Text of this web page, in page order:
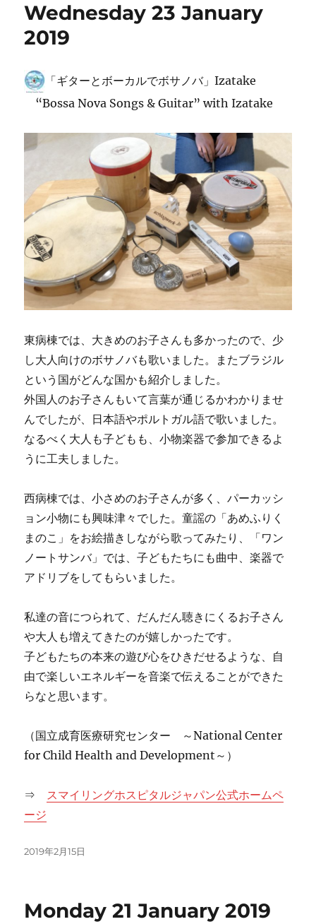
Wednesday 23 January
2019
「ギターとボーカルでボサノバ」Izatake
“Bossa Nova Songs & Guitar” with Izatake
東病棟では、大きめのお子さんも多かったので、少
し大人向けのボサノバも歌いました。またブラジル
という国がどんな国かも紹介しました。
外国人のお子さんもいて言葉が通じるかわかりませ
んでしたが、日本語やポルトガル語で歌いました。
なるべく大人も子どもも、小物楽器で参加できるよ
うに工夫しました。
西病棟では、小さめのお子さんが多く、パーカッシ
ョン小物にも興味津々でした。童謡の「あめふりく
まのこ」をお絵描きしながら歌ってみたり、「ワン
ノートサンバ」では、子どもたちにも曲中、楽器で
アドリブをしてもらいました。
私達の音につられて、だんだん聴きにくるお子さん
や大人も増えてきたのが嬉しかったです。
子どもたちの本来の遊び心をひきだせるような、自
由で楽しいエネルギーを音楽で伝えることができた
らなと思います。
（国立成育医療研究センター ～National Center
for Child Health and Development～）
⇒ スマイリングホスピタルジャパン公式ホームペ
ージ
投
2019年2月15日
Monday 21 January 2019